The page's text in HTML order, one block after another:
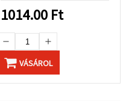
1014.00 Ft
VÁSÁROL